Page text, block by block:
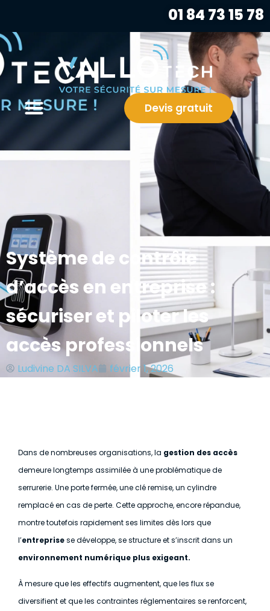
01 84 73 15 78
Devis gratuit
Système de contrôle
d’accès en entreprise :
sécuriser et piloter les
accès professionnels
Ludivine DA SILVA février 1, 2026
Dans de nombreuses organisations, la gestion des accès
demeure longtemps assimilée à une problématique de
serrurerie. Une porte fermée, une clé remise, un cylindre
remplacé en cas de perte. Cette approche, encore répandue,
montre toutefois rapidement ses limites dès lors que
l’entreprisese développe, se structure et s’inscrit dans un
environnement numérique plus exigeant.
À mesure que les effectifs augmentent, que les flux se
diversifient et que les contraintes réglementaires se renforcent,